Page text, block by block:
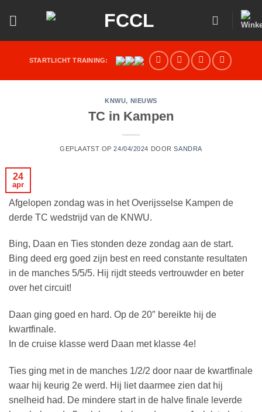
STARTLICHT TRAINING:
KNWU, NIEUWS
TC in Kampen
GEPLAATST OP24/04/2024 DOORSANDRA
24
apr
Afgelopen zondag was in het Overijsselse Kampen de
derde TC wedstrijd van de KNWU.
Bing, Daan en Ties stonden deze zondag aan de start.
Bing deed erg goed zijn best en reed constante resultaten
in de manches 5/5/5. Hij rijdt steeds vertrouwder en beter
over het circuit!
Daan ging goed en hard. Op de 20″ bereikte hij de
kwartfinale.
In de cruise klasse werd Daan met klasse 4e!
Ties ging met in de manches 1/2/2 door naar de kwartfinale
waar hij keurig 2e werd. Hij liet daarmee zien dat hij
snelheid had. De mindere start in de halve finale leverde